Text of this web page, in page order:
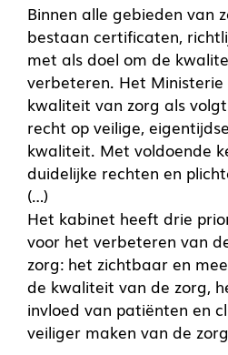
Binnen alle gebieden van
bestaan certificaten,
met als doel om de
verbeteren. Het Ministerie
kwaliteit van zorg als
recht op veilige,
kwaliteit. Met voldoende
duidelijke rechten en
(…)
Het kabinet heeft drie
voor het verbeteren van
zorg: het zichtbaar en
de kwaliteit van de zorg,
invloed van patiënten en
veiliger maken van de